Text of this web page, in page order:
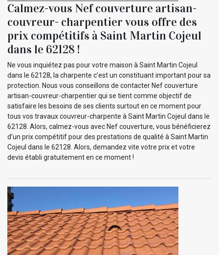
Calmez-vous Nef couverture artisan-
couvreur- charpentier vous offre des
prix compétitifs à Saint Martin Cojeul
dans le 62128 !
Ne vous inquiétez pas pour votre maison à Saint Martin Cojeul
dans le 62128, la charpente c’est un constituant important pour sa
protection. Nous vous conseillons de contacter Nef couverture
artisan-couvreur-charpentier qui se tient comme objectif de
satisfaire les besoins de ses clients surtout en ce moment pour
tous vos travaux couvreur-charpente à Saint Martin Cojeul dans le
62128. Alors, calmez-vous avec Nef couverture, vous bénéficierez
d’un prix compétitif pour des prestations de qualité à Saint Martin
Cojeul dans le 62128. Alors, demandez vite votre prix et votre
devis établi gratuitement en ce moment !